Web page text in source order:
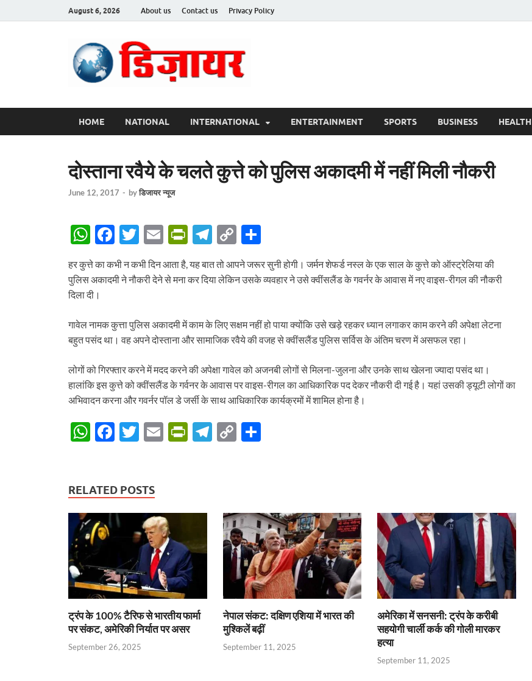
August 6, 2026 About us Contact us Privacy Policy
HOME NATIONAL INTERNATIONAL ENTERTAINMENT SPORTS BUSINESS HEALTH
दोस्ताना रवैये के चलते कुत्ते को पुलिस अकादमी में नहीं मिली नौकरी
June 12, 2017 - byडिजायर न्यूज
W
h
at
s
p
p
F
ac
e
o
k
T
w
itt
E
ail
P
nt
n
dl
y
T
el
e
m
C
o
p
n
k
ar
हर कुत्ते का कभी न कभी दिन आता है, यह बात तो आपने जरूर सुनी होगी। जर्मन शेफर्ड नस्ल के एक साल के कुत्ते को ऑस्ट्रेलिया की
पुलिस अकादमी ने नौकरी देने से मना कर दिया लेकिन उसके व्यवहार ने उसे क्वींसलैंड के गवर्नर के आवास में नए वाइस-रीगल की नौकरी
दिला दी।
गावेल नामक कुत्ता पुलिस अकादमी में काम के लिए सक्षम नहीं हो पाया क्योंकि उसे खड़े रहकर ध्यान लगाकर काम करने की अपेक्षा लेटना
बहुत पसंद था। वह अपने दोस्ताना और सामाजिक रवैये की वजह से क्वींसलैंड पुलिस सर्विस के अंतिम चरण में असफल रहा।
लोगों को गिरफ्तार करने में मदद करने की अपेक्षा गावेल को अजनबी लोगों से मिलना-जुलना और उनके साथ खेलना ज्यादा पसंद था।
हालांकि इस कुत्ते को क्वींसलैंड के गर्वनर के आवास पर वाइस-रीगल का आधिकारिक पद देकर नौकरी दी गई है। यहां उसकी ड्यूटी लोगों का
अभिवादन करना और गवर्नर पॉल डे जर्सी के साथ आधिकारिक कार्यक्रमों में शामिल होना है।
W
s
A
p
p
F
b
o
o
T
er
E
P
ie
dl
y
T
m
C
Li
n
k
RELATED POSTS
ट्रंप के 100% टैरिफ से भारतीय फार्मा
पर संकट, अमेरिकी निर्यात पर असर
September 26, 2025
नेपाल संकट: दक्षिण एशिया में भारत की
मुश्किलें बढ़ीं
September 11, 2025
अमेरिका में सनसनी: ट्रंप के करीबी
सहयोगी चार्ली कर्क की गोली मारकर
हत्या
September 11, 2025